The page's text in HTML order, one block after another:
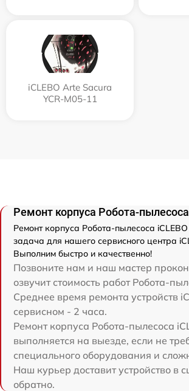
iCLEBO Arte Sacura
YCR-M05-11
Ремонт корпуса Робота-
Ремонт корпуса Робота-пылесоса
задача для нашего сервисного центра
Выполним быстро и качественно!
Позвоните нам и наш мастер
озвучит стоимость работ Робота-
Среднее время ремонта устройств
сервисном - 2 часа.
Ремонт корпуса Робота-пылесоса
выполняется на выезде, если не
специального оборудования и
Наш курьер доставит устройство в
обратно.